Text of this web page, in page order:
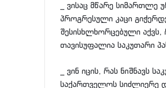
_ ვისაც მწარე სიმართლე
პროგრესული კაცი
შესისხლხორცებული აქვს,
თავისუფალია საკუთარი
_ ვინ იცის, რას ნიშნავს
საქართველოს სიძლიერე